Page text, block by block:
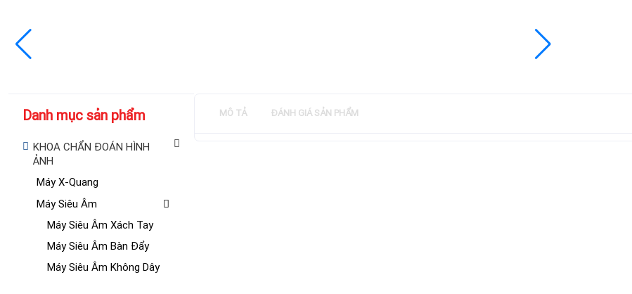
Danh mục sản phẩm
KHOA CHẨN ĐOÁN HÌNH
ẢNH
Máy X-Quang
Máy Siêu Âm
Máy Siêu Âm Xách Tay
Máy Siêu Âm Bàn Đẩy
Máy Siêu Âm Không Dây
MÔ TẢ ĐÁNH GIÁ SẢN PHẨM